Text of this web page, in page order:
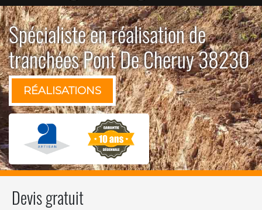
Spécialiste en réalisation de
tranchées Pont De Cheruy 38230
RÉALISATIONS
Devis gratuit